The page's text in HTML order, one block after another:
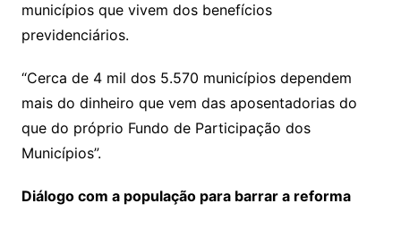
municípios que vivem dos benefícios
previdenciários.
“Cerca de 4 mil dos 5.570 municípios dependem
mais do dinheiro que vem das aposentadorias do
que do próprio Fundo de Participação dos
Municípios”.
Diálogo com a população para barrar a reforma